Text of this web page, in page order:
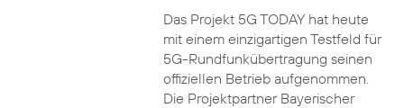
Das Projekt 5G TODAY hat heute
mit einem einzigartigen Testfeld für
5G-Rundfunkübertragung seinen
offiziellen Betrieb aufgenommen.
Die Projektpartner Bayerischer